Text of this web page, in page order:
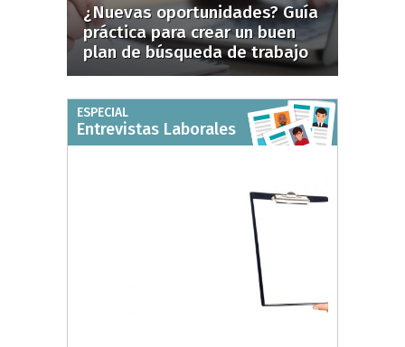
¿Nuevas oportunidades? Guía
práctica para crear un buen
plan de búsqueda de trabajo
ESPECIAL
Entrevistas Laborales